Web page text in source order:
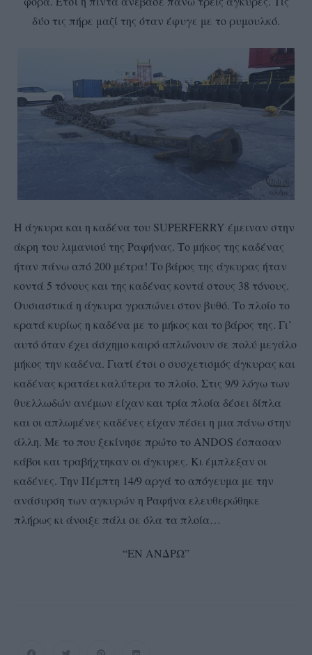
δύο τις πήρε μαζί της όταν έφυγε με το ρυμουλκό.
Η άγκυρα και η καδένα του SUPERFERRY έμειναν στην
άκρη του λιμανιού της Ραφήνας. Το μήκος της καδένας
ήταν πάνω από 200 μέτρα! Το βάρος της άγκυρας ήταν
κοντά 5 τόνους και της καδένας κοντά στους 38 τόνους.
Ουσιαστικά η άγκυρα γραπώνει στον βυθό. Το πλοίο το
κρατά κυρίως η καδένα με το μήκος και το βάρος της. Γι’
αυτό όταν έχει άσχημο καιρό απλώνουν σε πολύ μεγάλο
μήκος την καδένα. Γιατί έτσι ο συσχετισμός άγκυρας και
καδένας κρατάει καλύτερα το πλοίο. Στις 9/9 λόγω των
θυελλωδών ανέμων είχαν και τρία πλοία δέσει δίπλα
και οι απλωμένες καδένες είχαν πέσει η μια πάνω στην
άλλη. Με το που ξεκίνησε πρώτο το ANDOS έσπασαν
κάβοι και τραβήχτηκαν οι άγκυρες. Κι έμπλεξαν οι
καδένες. Την Πέμπτη 14/9 αργά το απόγευμα με την
ανάσυρση των αγκυρών η Ραφήνα ελευθερώθηκε
πλήρως κι άνοιξε πάλι σε όλα τα πλοία…
“ΕΝ ΑΝΔΡΩ”